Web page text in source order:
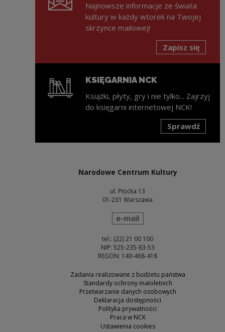
Najnowsze informacje ze świata
kultury w każdy wtorek na Twojej
skrzynce mailowej!
Zapisz się
KSIĘGARNIA NCK
Książki, płyty, gry i nie tylko... Zajrzyj
do księgarni internetowej NCK!
Sprawdź
Narodowe Centrum Kultury
ul. Płocka 13
01-231 Warszawa
wyślij wiadomość
e-mail
tel.: (22) 21 00 100
NIP: 525-235-83-53
REGON: 140-468-418
Zadania realizowane z budżetu państwa
Standardy ochrony małoletnich
Przetwarzanie danych osobowych
Deklaracja dostępności
Polityka prywatności
Praca w NCK
Ustawienia cookies